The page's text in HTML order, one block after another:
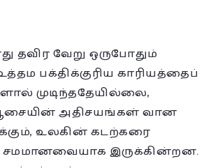
தவிர வேறு ஒருபோதும்
பக்திக்குரிய காரியத்தைப்
முடிந்ததேயில்லை,
அதிசயங்கள் வான
உலகின் கடற்கரை
இருக்கின்றன.